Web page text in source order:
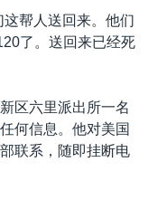
帮人送回来。他们
了。送回来已经死
区六里派出所一名
何信息。他对美国
联系，随即挂断电